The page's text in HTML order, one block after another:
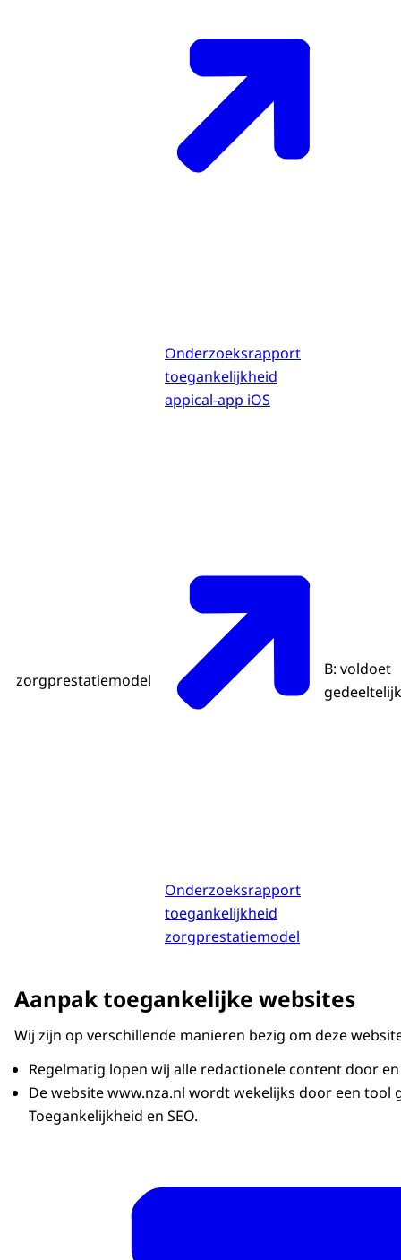
Onderzoeksrapport
toegankelijkheid
appical-app iOS
zorgprestatiemodel
Onderzoeksrapport
toegankelijkheid
zorgprestatiemodel
B: voldoet
gedeeltelijk
Aanpak toegankelijke websites
Wij zijn op verschillende manieren bezig om deze
Regelmatig lopen wij alle redactionele content door
De website www.nza.nl wordt wekelijks door een
Toegankelijkheid en SEO.